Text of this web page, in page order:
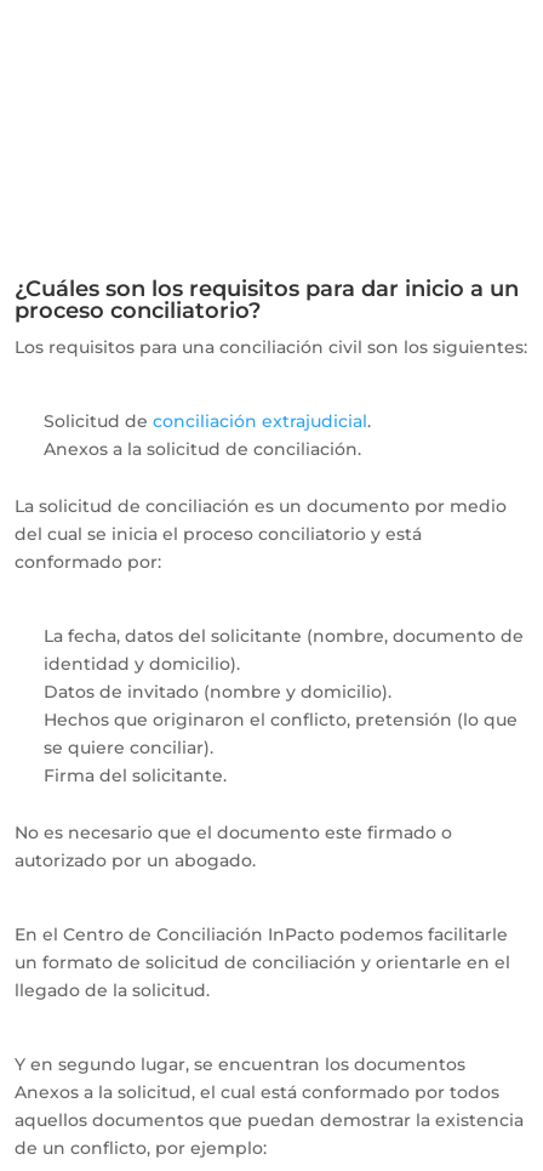
¿Cuáles son los requisitos para dar inicio a un
proceso conciliatorio?
Los requisitos para una conciliación civil son los siguientes:
Solicitud de conciliación extrajudicial.
Anexos a la solicitud de conciliación.
La solicitud de conciliación es un documento por medio
del cual se inicia el proceso conciliatorio y está
conformado por:
La fecha, datos del solicitante (nombre, documento de
identidad y domicilio).
Datos de invitado (nombre y domicilio).
Hechos que originaron el conflicto, pretensión (lo que
se quiere conciliar).
Firma del solicitante.
No es necesario que el documento este firmado o
autorizado por un abogado.
En el Centro de Conciliación InPacto podemos facilitarle
un formato de solicitud de conciliación y orientarle en el
llegado de la solicitud.
Y en segundo lugar, se encuentran los documentos
Anexos a la solicitud, el cual está conformado por todos
aquellos documentos que puedan demostrar la existencia
de un conflicto, por ejemplo: